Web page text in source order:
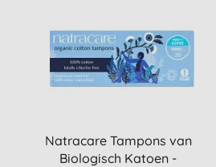
Natracare Tampons van
Biologisch Katoen -